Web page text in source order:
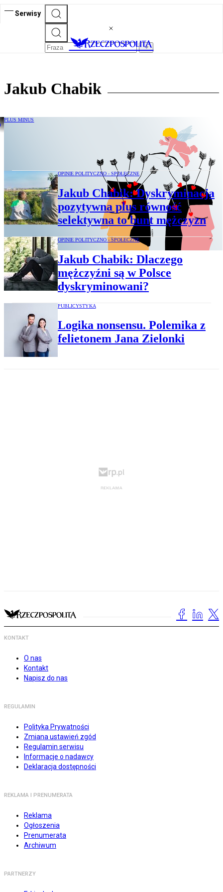
Serwisy
Jakub Chabik
PLUS MINUS
Manosfera i „różowy radykalizm”
zasługują na zdecydowaną odpowiedź
OPINIE POLITYCZNO - SPOŁECZNE
Jakub Chabik: Dyskryminacja
pozytywna plus równość
selektywna to bunt mężczyzn
OPINIE POLITYCZNO - SPOŁECZNE
Jakub Chabik: Dlaczego
mężczyźni są w Polsce
dyskryminowani?
PUBLICYSTYKA
Logika nonsensu. Polemika z
felietonem Jana Zielonki
KONTAKT
O nas
Kontakt
Napisz do nas
REGULAMIN
Polityka Prywatności
Zmiana ustawień zgód
Regulamin serwisu
Informacje o nadawcy
Deklaracja dostępności
REKLAMA I PRENUMERATA
Reklama
Ogłoszenia
Prenumerata
Archiwum
PARTNERZY